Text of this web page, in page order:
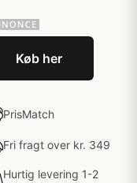
Køb her
PrisMatch
Fri fragt over kr. 349
Hurtig levering 1-2